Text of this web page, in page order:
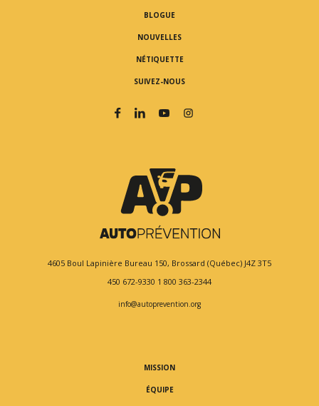
4605 Boul Lapinière Bureau 150, Brossard (Québec) J4Z 3T5
450 672-9330 1 800 363-2344
info@autoprevention.org
MISSION
ÉQUIPE
BLOGUE
NOUVELLES
NÉTIQUETTE
SUIVEZ-NOUS